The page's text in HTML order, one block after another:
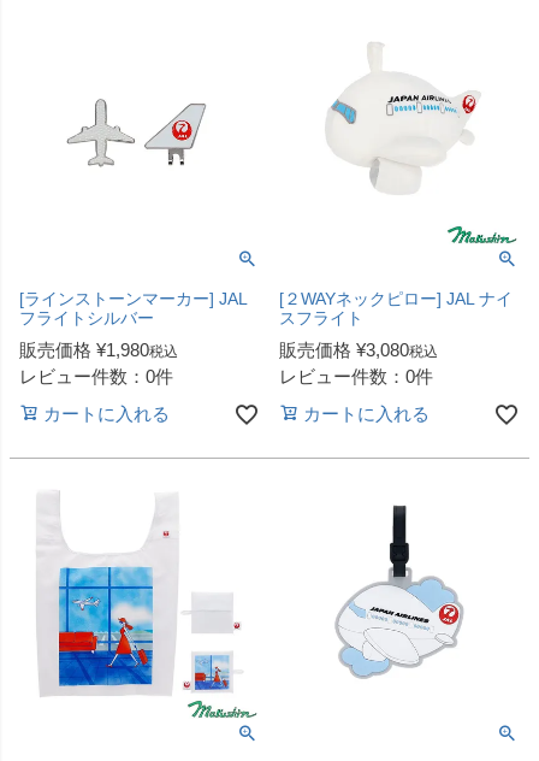
[ラインストーンマーカー] JAL
フライトシルバー
販売価格 ¥1,980税込
レビュー件数：0件
カートに入れる
[２WAYネックピロー] JAL ナイ
スフライト
販売価格 ¥3,080税込
レビュー件数：0件
カートに入れる